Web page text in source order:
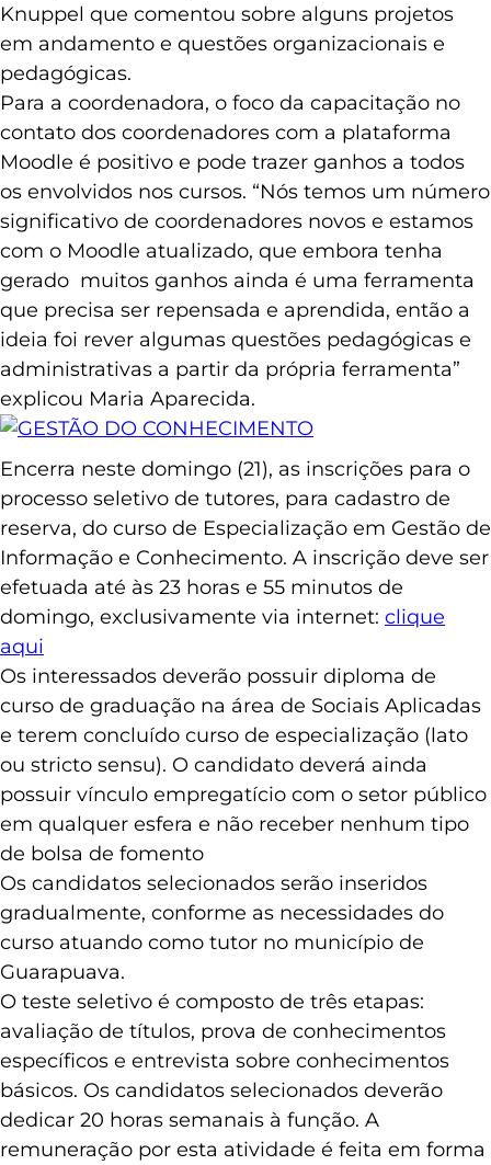
Knuppel que comentou sobre alguns projetos
em andamento e questões organizacionais e
pedagógicas.
Para a coordenadora, o foco da capacitação no
contato dos coordenadores com a plataforma
Moodle é positivo e pode trazer ganhos a todos
os envolvidos nos cursos. “Nós temos um número
significativo de coordenadores novos e estamos
com o Moodle atualizado, que embora tenha
gerado muitos ganhos ainda é uma ferramenta
que precisa ser repensada e aprendida, então a
ideia foi rever algumas questões pedagógicas e
administrativas a partir da própria ferramenta”
explicou Maria Aparecida.
Encerra neste domingo (21), as inscrições para o
processo seletivo de tutores, para cadastro de
reserva, do curso de Especialização em Gestão de
Informação e Conhecimento. A inscrição deve ser
efetuada até às 23 horas e 55 minutos de
domingo, exclusivamente via internet: clique
aqui
Os interessados deverão possuir diploma de
curso de graduação na área de Sociais Aplicadas
e terem concluído curso de especialização (lato
ou stricto sensu). O candidato deverá ainda
possuir vínculo empregatício com o setor público
em qualquer esfera e não receber nenhum tipo
de bolsa de fomento
Os candidatos selecionados serão inseridos
gradualmente, conforme as necessidades do
curso atuando como tutor no município de
Guarapuava.
O teste seletivo é composto de três etapas:
avaliação de títulos, prova de conhecimentos
específicos e entrevista sobre conhecimentos
básicos. Os candidatos selecionados deverão
dedicar 20 horas semanais à função. A
remuneração por esta atividade é feita em forma